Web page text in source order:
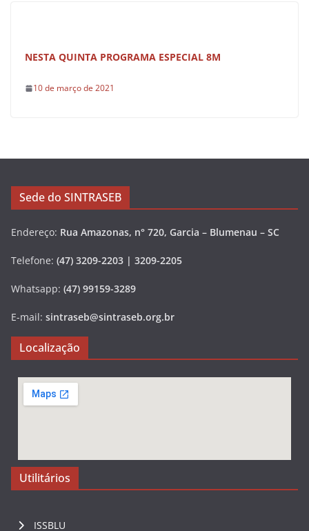
NESTA QUINTA PROGRAMA ESPECIAL 8M
10 de março de 2021
Sede do SINTRASEB
Endereço: Rua Amazonas, n° 720, Garcia – Blumenau – SC
Telefone: (47) 3209-2203 | 3209-2205
Whatsapp: (47) 99159-3289
E-mail: sintraseb@sintraseb.org.br
Localização
Utilitários
ISSBLU